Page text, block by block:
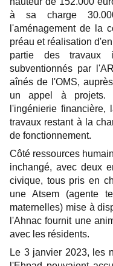
à sa charge
l'aménagement de la
préau et réalisation
partie des travaux
subventionnés par
aînés de l'OMS,
un appel à projets.
l'ingénierie
travaux restant à la
de fonctionnement.
Côté ressources
inchangé, avec deux
civique, tous pris en
une Atsem (agente
maternelles) mise à
l'Ahnac fournit une
avec les résidents.
Le 3 janvier 2023, les